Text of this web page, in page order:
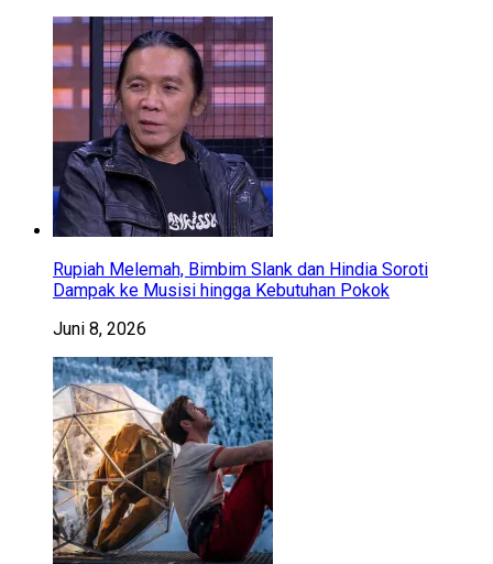
Rupiah Melemah, Bimbim Slank dan Hindia Soroti
Dampak ke Musisi hingga Kebutuhan Pokok
Juni 8, 2026